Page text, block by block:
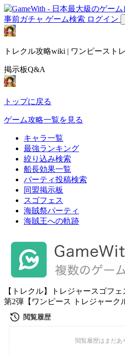
事前ガチャ ゲーム検索 ログイン
トレクル攻略wiki | ワンピースト
掲示板Q&A
トップに戻る
ゲーム攻略一覧を見る
キャラ一覧
最強ランキング
絞り込み検索
船長効果一覧
パーティ投稿検索
同盟掲示板
スゴフェス
海賊祭パーティ
海賊王への軌跡
【トレクル】トレジャースゴフ
第2弾【ワンピース トレジャーク